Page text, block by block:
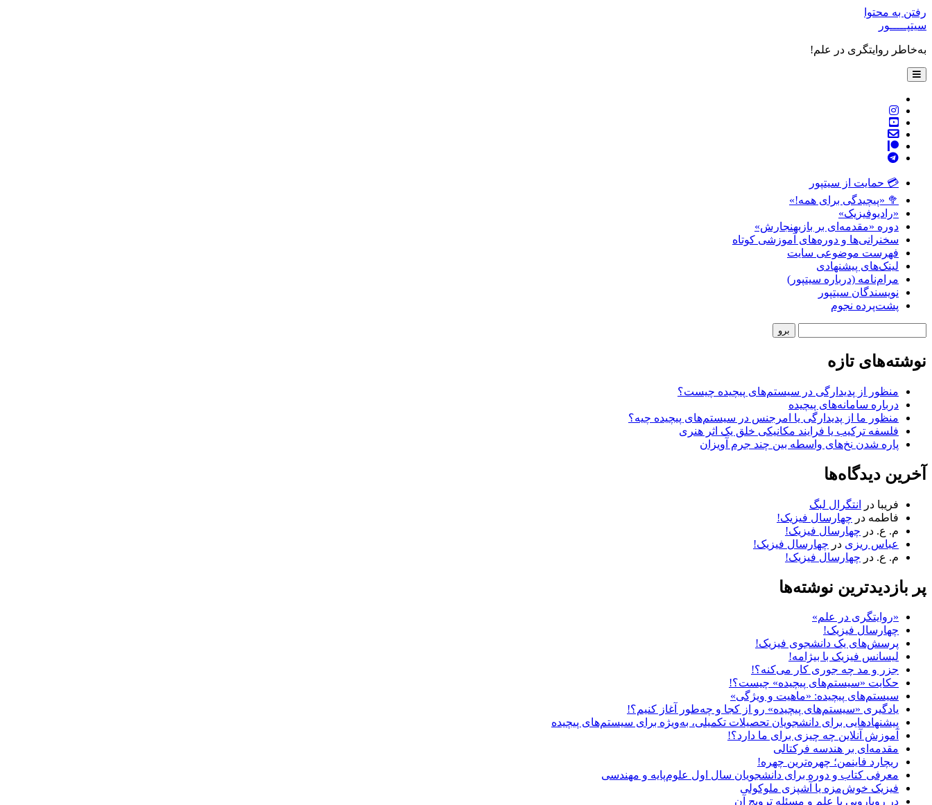
رفتن به محتوا
سیتپـــــور
به‌خاطر روایتگری در علم!
باز
کردن
instagram
youtube
پست
telegram
💳 حمایت از سیتپور
🥦 «پیچیدگی برای همه!»
«رادیوفیزیک»
دوره «مقدمه‌ای بر بازبهنجارش»
سخنرانی‌ها و دوره‌های آموزشی کوتاه
فهرست موضوعی سایت
لینک‌های پیشنهادی
مرام‌نامه (درباره سیتپور)
نویسندگان سیتپور
پشت‌پرده نجوم
نوشته‌های تازه
منظور از پدیدارگی در سیستم‌های پیچیده چیست؟
درباره سامانه‌های پیچیده
منظور ما از پدیدارگی یا امرجنس در سیستم‌های پیچیده چیه؟
فلسفه ترکیب یا فرایند مکانیکی خلق یک اثر هنری
پاره شدن نخ‌های واسطه بین چند جرم آویزان
آخرین دیدگاه‌ها
فریبا در
انتگرال لبگ
فاطمه در چهارسال فیزیک!
م. ع. در چهارسال فیزیک!
عباس ریزی در چهارسال فیزیک!
م. ع. در چهارسال فیزیک!
پر بازدیدترین نوشته‌ها
«روایتگری در علم»
چهارسال فیزیک!
پرسش‌های یک دانشجوی فیزیک!
لیسانس فیزیک با بیژامه!
جزر و مد چه جوری کار می‌کنه؟!
حکایت «سیستم‌های پیچیده» چیست؟!
سیستم‌های پیچیده: «ماهیت و ویژگی‌»
یادگیری «سیستم‌های پیچیده» رو از کجا و چه‌طور آغاز کنیم؟!
پیشنهادهایی برای دانشجویان تحصیلات تکمیلی، به‌ویژه برای سیستم‌های پیچیده
آموزش آنلاین چه چیزی برای ما دارد؟!
مقدمه‌ای بر هندسه فرکتالی
ریچارد فاینمن؛ چهره‌ترین چهره!
معرفی کتاب و دوره برای دانشجویان سال اول علوم‌پایه و مهندسی
فیزیک خوش‌مزه یا آشپزی ملوکولی
در رویارویی با علم و مسئله ترویج آن